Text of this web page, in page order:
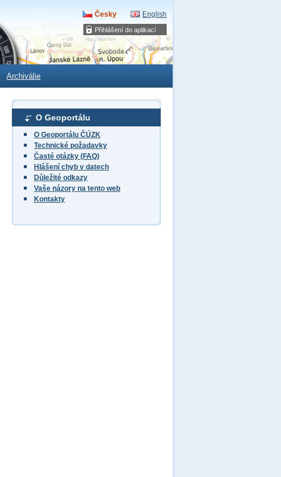
Přihlášení do aplikací
Česky English
Archiválie
O Geoportálu
O Geoportálu ČÚZK
Technické požadavky
Časté otázky (FAQ)
Hlášení chyb v datech
Důležité odkazy
Vaše názory na tento web
Kontakty